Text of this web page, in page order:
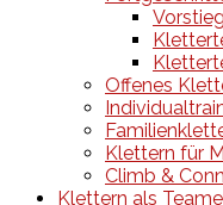
Offenes
Klettern für
Climb &
Klettern als